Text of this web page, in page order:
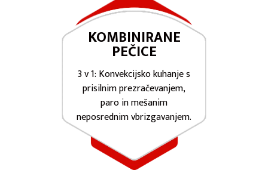
KOMBINIRANE
PEČICE
3 v 1: Konvekcijsko kuhanje s
prisilnim prezračevanjem,
paro in mešanim
neposrednim vbrizgavanjem.